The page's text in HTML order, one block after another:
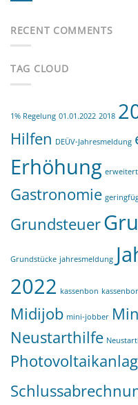
unter
Strom
Die
E-
RECENT COMMENTS
TAG CLOUD
1% Regelung 01.01.2022 2018
Hilfen DEÜV-Jahresmeldung
Erhöhung
Gastronomie
Grundsteuer
Grundstücke jahresmeldung
2022 kassenbon
Midijob mini-jobber
Neustarthilfe